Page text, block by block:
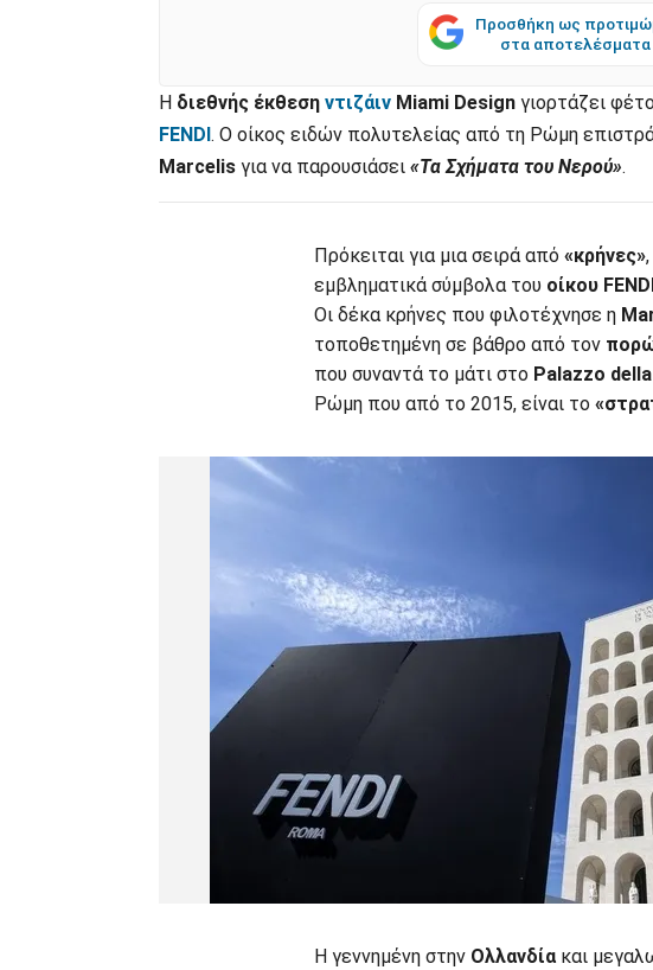
Προσθήκη ως
στα αποτελέσματα
Η διεθνής έκθεση ντιζάιν Miami Design γιορτάζει
FENDI. Ο οίκος ειδών πολυτελείας από τη Ρώμη
Marcelis για να παρουσιάσει «Τα Σχήματα του Νερού».
Πρόκειται για μια σειρά από «κρήνες»
εμβληματικά σύμβολα του οίκου
Οι δέκα κρήνες που φιλοτέχνησε η
τοποθετημένη σε βάθρο από τον
που συναντά το μάτι στο Palazzo
Ρώμη που από το 2015, είναι το
Η γεννημένη στην Ολλανδίακαι